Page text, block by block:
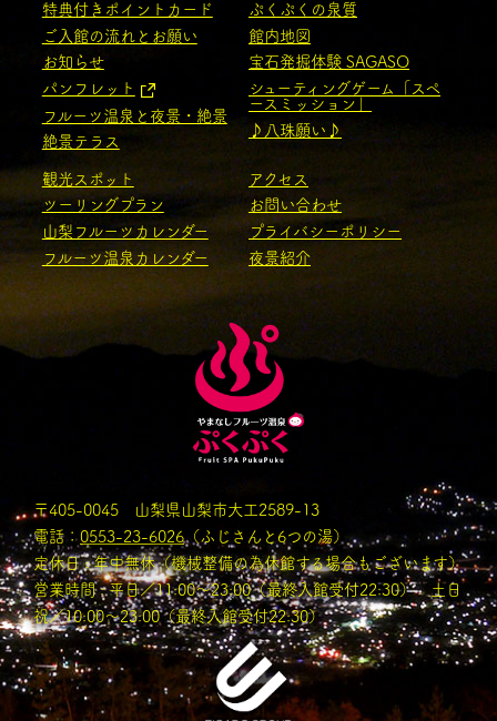
特典付きポイントカード
ご入館の流れとお願い
お知らせ
パンフレット
フルーツ温泉と夜景・絶景
絶景テラス
ぷくぷくの泉質
館内地図
宝石発掘体験 SAGASO
シューティングゲーム「スペ
ースミッション」
♪八珠願い♪
観光スポット
ツーリングプラン
山梨フルーツカレンダー
フルーツ温泉カレンダー
アクセス
お問い合わせ
プライバシーポリシー
夜景紹介
〒405-0045 山梨県山梨市大工2589-13
電話：0553-23-6026（ふじさんと6つの湯）
定休日 : 年中無休（機械整備の為休館する場合もございます）
営業時間 : 平日／11:00〜23:00（最終入館受付22:30） 土日
祝／10:00～23:00（最終入館受付22:30）